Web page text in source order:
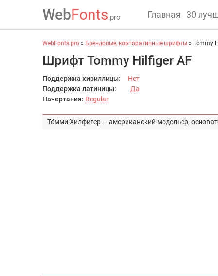
WebFonts.pro Главная 30
WebFonts.pro » Брендовые, корпоративные шрифты » Tommy
Шрифт Tommy Hilfiger AF
Поддержка кириллицы:
Нет
Поддержка латиницы:
Да
Начертания: Regular
То́мми Хилфигер — американский модельер,